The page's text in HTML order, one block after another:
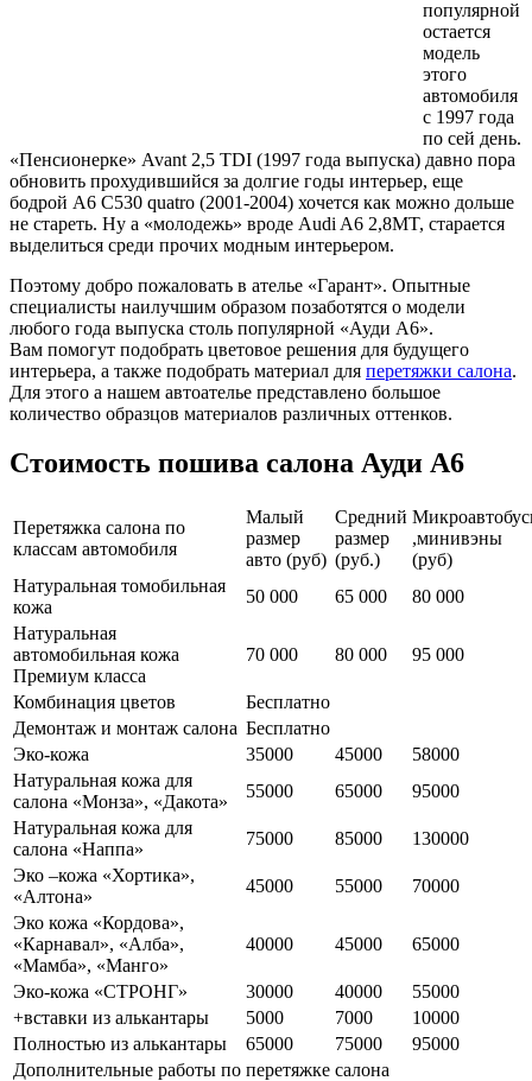
популярной
остается
модель
этого
автомобиля
с 1997 года
по сей день.
«Пенсионерке» Avant 2,5 TDI (1997 года выпуска) давно пора
обновить прохудившийся за долгие годы интерьер, еще
бодрой A6 C530 quatro (2001-2004) хочется как можно дольше
не стареть. Ну а «молодежь» вроде Audi A6 2,8MT, старается
выделиться среди прочих модным интерьером.
Поэтому добро пожаловать в ателье «Гарант». Опытные
специалисты наилучшим образом позаботятся о модели
любого года выпуска столь популярной «Ауди А6».
Вам помогут подобрать цветовое решения для будущего
интерьера, а также подобрать материал для перетяжки салона.
Для этого а нашем автоателье представлено большое
количество образцов материалов различных оттенков.
Стоимость пошива салона Ауди А6
Пepeтяжкa caлoнa пo
клaccaм aвтoмoбиля
Малый
размер
авто (руб)
Средний
размер
(руб.)
,минивэны
(руб)
Натуральная томобильная
кожа
50 000 65 000
80 000
Натуральная
автомобильная кожа
Премиум класса
70 000 80 000 95 000
Комбинация цветов
Бесплатно
Демонтаж и монтаж салона Бесплатно
Эко-кожа
35000 45000
58000
Натуральная кожа для
салона «Монза», «Дакота»
55000 65000
95000
Натуральная кожа для
салона «Наппа»
75000 85000
130000
Эко –кожа «Хортика»,
«Алтона»
45000 55000
70000
Эко кожа «Кордова»,
«Карнавал», «Алба»,
«Мамба», «Манго»
40000 45000 65000
Эко-кожа «СТРОНГ» 30000 40000
55000
+вставки из алькантары
5000 7000
10000
Полностью из алькантары
65000 75000
95000
Дoпoлнитeльныe paбoты пo пepeтяжкe caлoнa